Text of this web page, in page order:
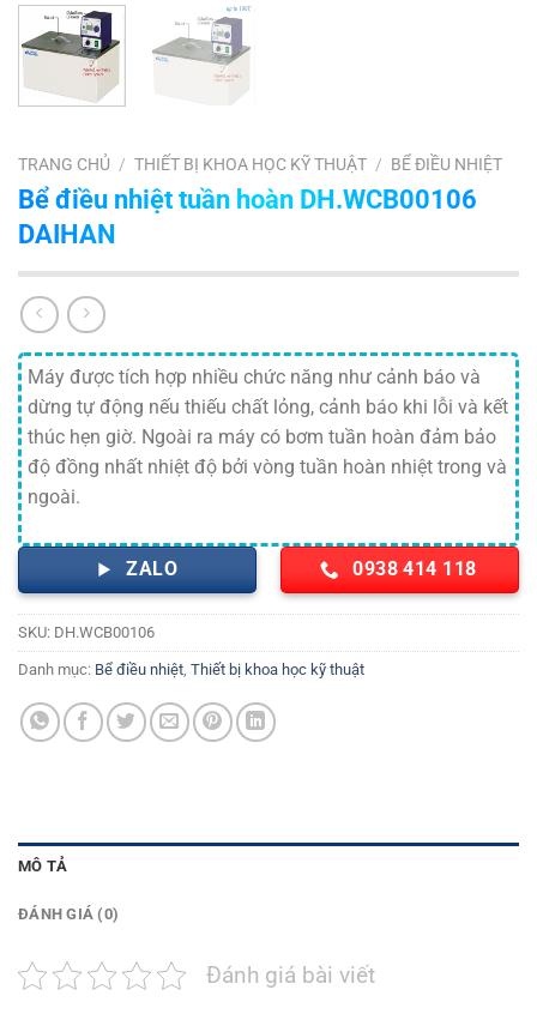
TRANG CHỦ / THIẾT BỊ KHOA HỌC KỸ THUẬT / BỂ ĐIỀU NHIỆT
Bể điều nhiệt tuần hoàn DH.WCB00106
DAIHAN
Máy được tích hợp nhiều chức năng như cảnh báo và
dừng tự động nếu thiếu chất lỏng, cảnh báo khi lỗi và kết
thúc hẹn giờ. Ngoài ra máy có bơm tuần hoàn đảm bảo
độ đồng nhất nhiệt độ bởi vòng tuần hoàn nhiệt trong và
ngoài.
ZALO 0938 414 118
SKU: DH.WCB00106
Danh mục: Bể điều nhiệt Thiết bị khoa học kỹ thuật
MÔ TẢ
ĐÁNH GIÁ (0)
Đánh giá bài viết